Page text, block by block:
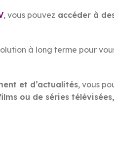
, vous pouvez accéder à
à long terme pour
et d’actualités, vous
ou de séries télévisées,